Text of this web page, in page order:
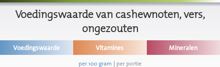
Informatie
Voedingswaarde van cashewnoten, vers,
ongezouten
Voedingswaarde Vitamines Mineralen
per 100 gram | per portie